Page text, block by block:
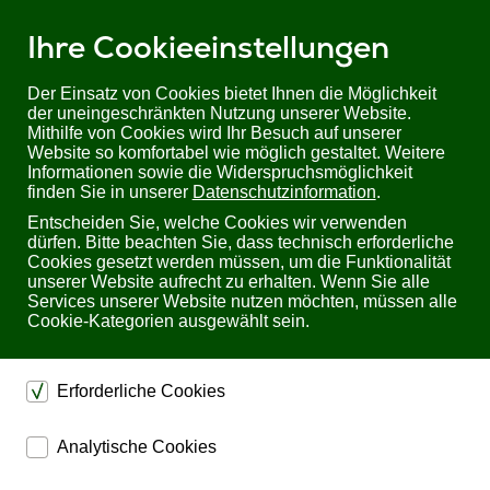
Ihre Cookieeinstellungen
Der Einsatz von Cookies bietet Ihnen die Möglichkeit
der uneingeschränkten Nutzung unserer Website.
Mithilfe von Cookies wird Ihr Besuch auf unserer
Website so komfortabel wie möglich gestaltet. Weitere
Informationen sowie die Widerspruchsmöglichkeit
finden Sie in unserer Datenschutzinformation.
Entscheiden Sie, welche Cookies wir verwenden
dürfen. Bitte beachten Sie, dass technisch erforderliche
Cookies gesetzt werden müssen, um die Funktionalität
unserer Website aufrecht zu erhalten. Wenn Sie alle
Services unserer Website nutzen möchten, müssen alle
Cookie-Kategorien ausgewählt sein.
Erforderliche Cookies
dienen dem technischen einwandfreien Betrieb unserer
Website.
Analytische Cookies
Sie befinden sich hier:Startseite Produkte
Überwachung
Überwachungsrelais/ Überwachungsbausteine
Überwachungsrelais/
Überwachungsbausteine
Hier finden Sie eine große Auswahl an
Überwachungsrelais für Motoren, Spannungen,
Schwellwertschalter, Strom- und Spannungswächter
Weitere Überwachungsrelais und Überwachungsbausteine